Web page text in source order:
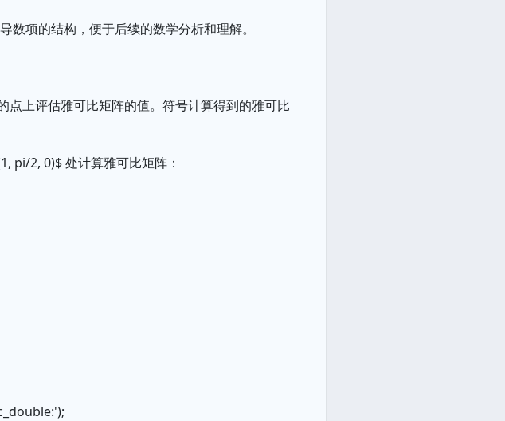
项的结构，便于后续的数学分析和理解。
上评估雅可比矩阵的值。符号计算得到的雅可比
pi/2, 0)$ 处计算雅可比矩阵：